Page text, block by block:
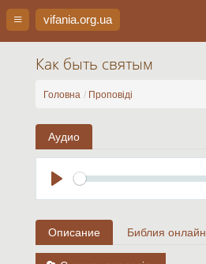
vifania.org.ua
Как быть святым
Головна Проповіді
Аудио
Seek
Описание Библия онлайн